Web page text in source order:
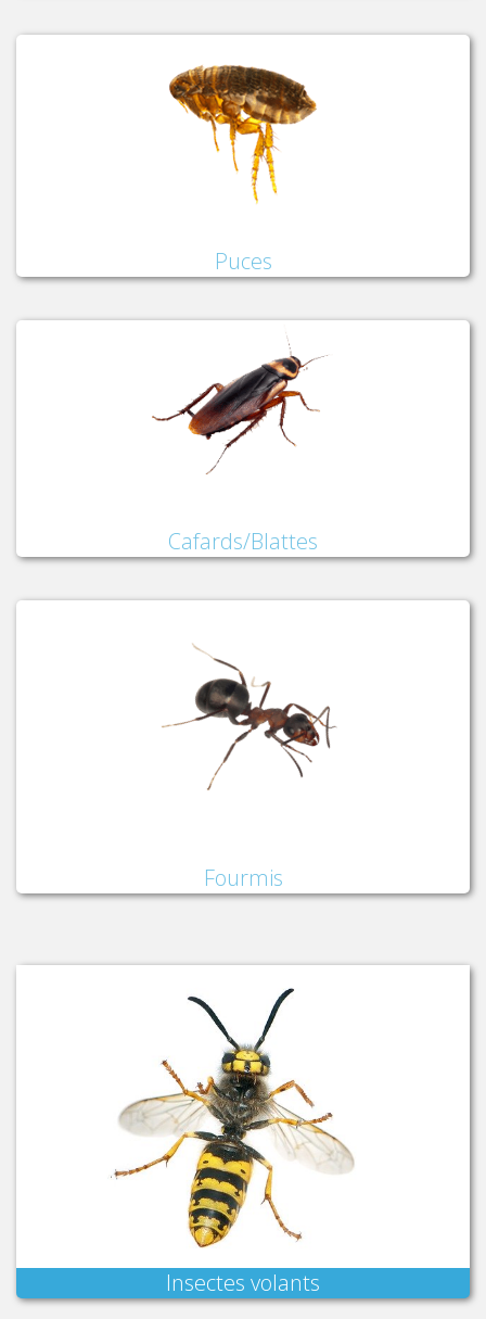
Puces
Cafards/Blattes
Fourmis
Insectes volants